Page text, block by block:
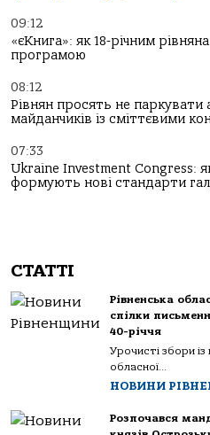
09:12
«єКнига»: як 18-річним
програмою
08:12
Рівнян просять не паркувати
майданчиків із сміттєвими
07:33
Ukraine Investment Congress:
формують нові стандарти
СТАТТІ
Рівненська
спілки
40-річчя
Урочисті збори із
обласної...
НОВИНИ
Розпочався